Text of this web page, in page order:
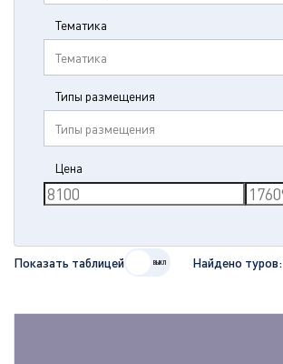
Тематика
Тематика
Типы размещения
Типы размещения
Цена
Показать таблицей Найдено туров: